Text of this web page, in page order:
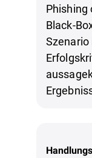
Phishing
Black-